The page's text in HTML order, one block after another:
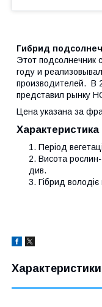
Гибрид
Этот подсолнечник
году и
производителей. В
представил рынку
Цена указана за
Період
Висота
див.
Гібрид
Характеристики